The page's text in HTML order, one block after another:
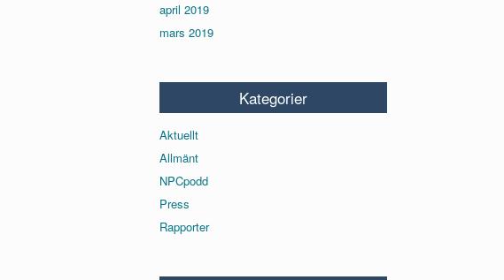
april 2019
mars 2019
Kategorier
Aktuellt
Allmänt
NPCpodd
Press
Rapporter